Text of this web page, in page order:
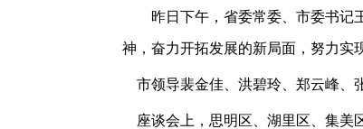
昨日下午，省委常委、市委书记
神，奋力开拓发展的新局面，努力实
市领导裴金佳、洪碧玲、郑云峰、
座谈会上，思明区、湖里区、集美